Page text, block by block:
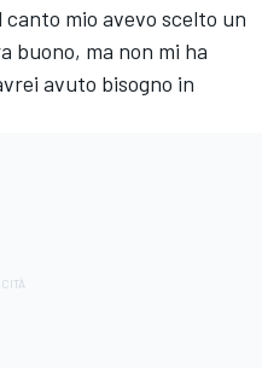
mio avevo scelto un
buono, ma non mi ha
avuto bisogno in